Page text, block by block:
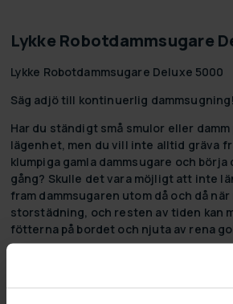
Lykke Robotdammsugare
Lykke Robotdammsugare Deluxe 5000
Säg adjö till kontinuerlig dammsugning!
Har du ständigt små smulor eller
lägenhet, men du vill inte alltid gräva
klumpiga gamla dammsugare och börja
gång? Skulle det vara möjligt att inte
fram dammsugaren utom då och då när
storstädning, och resten av tiden kan
fötterna på bordet och njuta av rena
Ja, det är det! Lykke